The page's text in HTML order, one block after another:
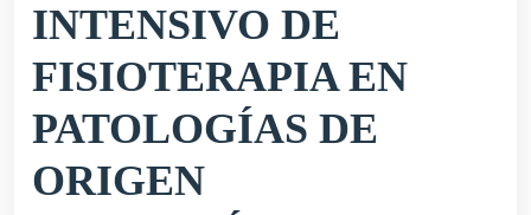
INTENSIVO DE
FISIOTERAPIA EN
PATOLOGÍAS DE
ORIGEN